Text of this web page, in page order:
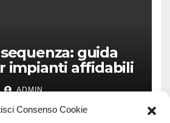
Consenso Cookie
guida
impianti affidabili
ADMIN